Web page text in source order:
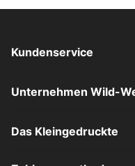
Kundenservice
Unternehmen Wild-
Das Kleingedruckte